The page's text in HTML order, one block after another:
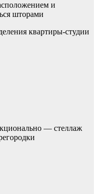
и
шторами
квартиры-студии
— стеллаж